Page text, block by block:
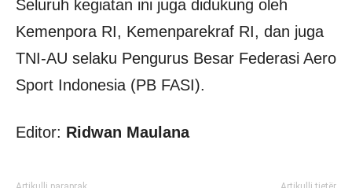
Seluruh kegiatan ini juga didukung oleh
Kemenpora RI, Kemenparekraf RI, dan juga
TNI-AU selaku Pengurus Besar Federasi Aero
Sport Indonesia (PB FASI).
Editor: Ridwan Maulana